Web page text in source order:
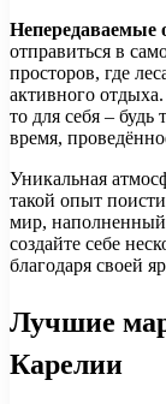
отправиться в
просторов, где
активного
то для себя –
время,
Уникальная
такой опыт
мир,
создайте себе
благодаря своей
Лучшие
Карелии